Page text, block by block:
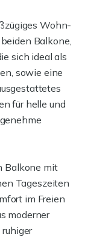
Wohn-
Balkone,
sich ideal als
sowie eine
für helle und
Balkone mit
Tageszeiten
im Freien
moderner